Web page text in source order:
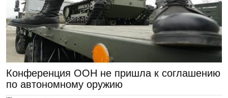
Конференция ООН не пришла к соглашению
по автономному оружию